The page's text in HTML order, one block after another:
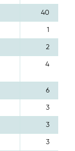
40
1
2
4
6
3
3
3